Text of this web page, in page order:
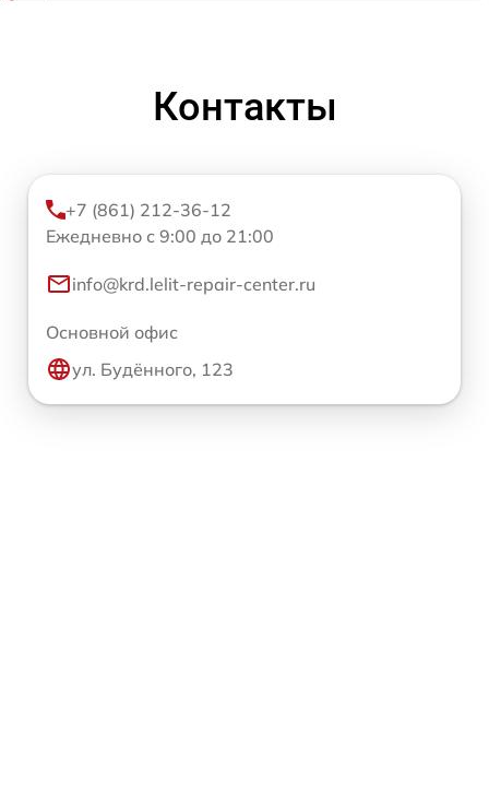
Контакты
+7 (861) 212-36-12
Ежедневно с 9:00 до 21:00
info@krd.lelit-repair-center.ru
Основной офис
ул. Будённого, 123